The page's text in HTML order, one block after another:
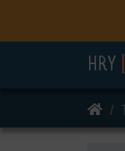
HRY